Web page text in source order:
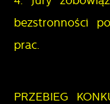
bezstronności
prac.
PRZEBIEG